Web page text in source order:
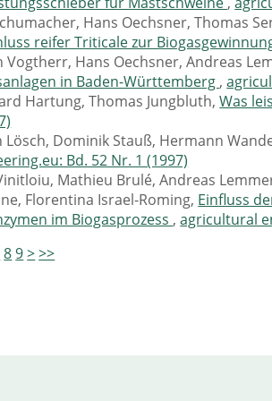
Hans Oechsner, Thomas
reifer Triticale zur
Vogtherr, Hans Oechsner, Andreas
in Baden-Württemberg ,
Hartung, Thomas Jungbluth,Was
Lösch, Dominik Stauß, Hermann
Bd. 52 Nr. 1 (1997)
Mathieu Brulé, Andreas
Florentina Israel-Roming, Einfluss
im Biogasprozess ,agricultural
89>>>